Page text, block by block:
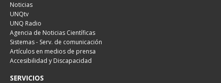
Noticias
UNQtv
UNQ Radio
Agencia de Noticias Científicas
Sistemas - Serv. de comunicación
Artículos en medios de prensa
Accesibilidad y Discapacidad
SERVICIOS